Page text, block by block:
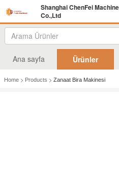
Shanghai ChenFei
Co.,Ltd
Ana sayfa Ürünler
Home > Products > Zanaat Bira Makinesi